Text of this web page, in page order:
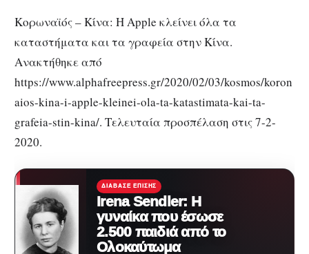
Κορωναϊός – Κίνα: Η Apple κλείνει όλα τα
καταστήματα και τα γραφεία στην Κίνα.
Ανακτήθηκε από
https://www.alphafreepress.gr/2020/02/03/kosmos/koron
aios-kina-i-apple-kleinei-ola-ta-katastimata-kai-ta-
grafeia-stin-kina/. Τελευταία προσπέλαση στις 7-2-
2020.
ΔΙΆΒΑΣΕ ΕΠΊΣΗΣ
Irena Sendler‎‎: Η
γυναίκα που έσωσε
2.500 παιδιά από το
Ολοκαύτωμα